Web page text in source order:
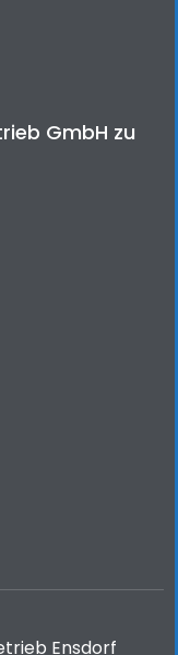
GmbH zu
Ensdorf